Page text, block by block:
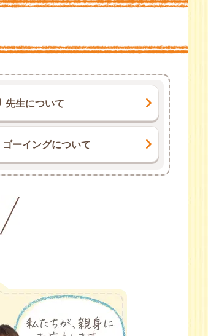
先生について
ゴーイングについて